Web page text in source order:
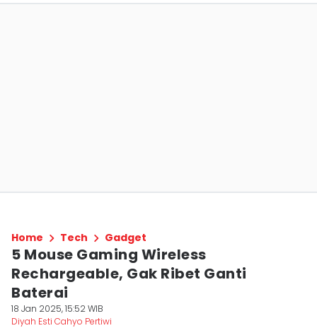
Home Tech Gadget
5 Mouse Gaming Wireless
Rechargeable, Gak Ribet Ganti
Baterai
18 Jan 2025, 15:52 WIB
Diyah Esti Cahyo Pertiwi